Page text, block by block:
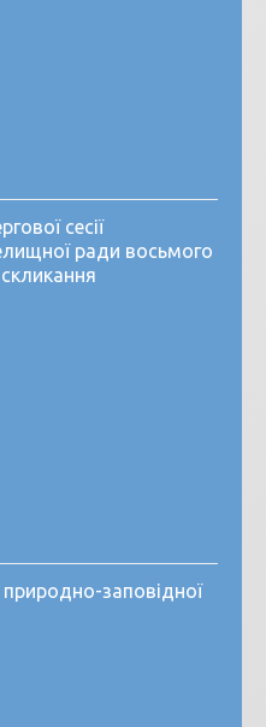
сесії
ради восьмого
природно-заповідної